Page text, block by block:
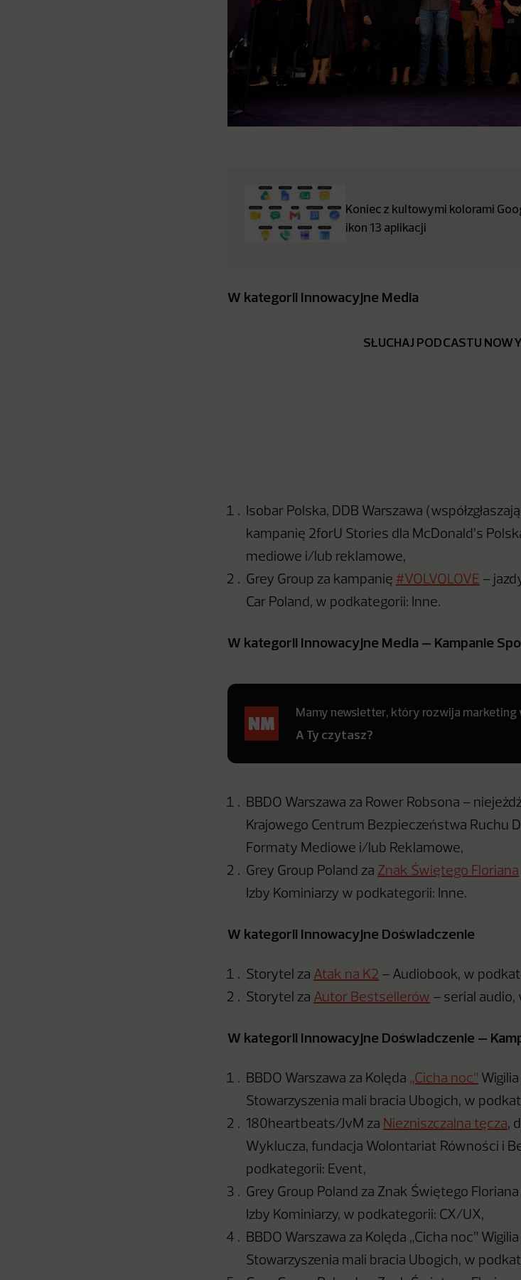
Koniec z kultowymi kolorami
ikon 13 aplikacji
W kategorii Innowacyjne Media
SŁUCHAJ PODCASTU
Isobar Polska, DDB Warszawa
kampanię 2forU Stories dla McDonald’s
mediowe i/lub reklamowe,
Grey Group za kampanię #VOLVOLOVE –
Car Poland, w podkategorii: Inne.
W kategorii Innowacyjne Media – Kampanie
Mamy newsletter, który rozwija marketing
A Ty czytasz?
BBDO Warszawa za Rower Robsona –
Krajowego Centrum Bezpieczeństwa Ruchu
Formaty Mediowe i/lub Reklamowe,
Grey Group Poland za Znak Świętego Floriana
Izby Kominiarzy w podkategorii: Inne.
W kategorii Innowacyjne Doświadczenie
Storytel za Atak na K2 – Audiobook, w
Storytel za Autor Bestsellerów – serial audio,
W kategorii Innowacyjne Doświadczenie –
BBDO Warszawa za Kolęda „Cicha noc”
Stowarzyszenia mali bracia Ubogich, w
180heartbeats/JvM za Niezniszczalna tęcza,
Wyklucza, fundacja Wolontariat Równości i
podkategorii: Event,
Grey Group Poland za Znak Świętego
Izby Kominiarzy, w podkategorii: CX/UX,
BBDO Warszawa za Kolęda „Cicha noc”
Stowarzyszenia mali bracia Ubogich, w